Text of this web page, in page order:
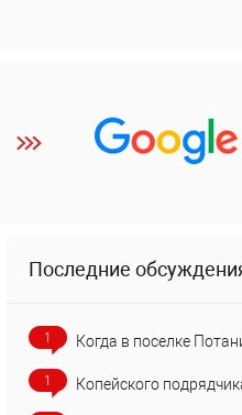
Последние
1 Когда в поселке
1 Копейского